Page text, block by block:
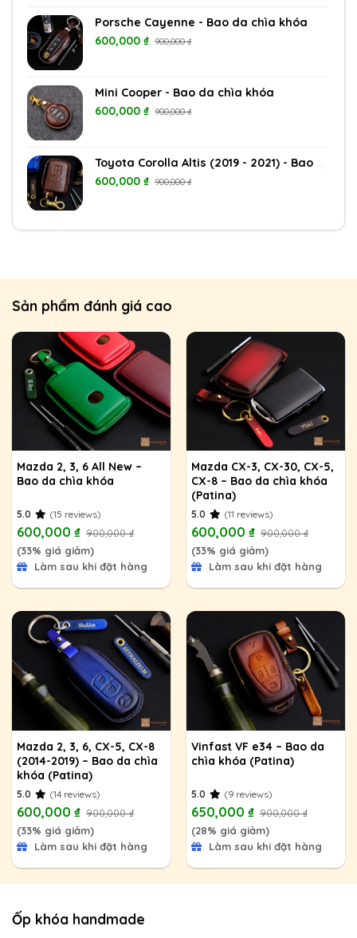
Porsche Cayenne - Bao da chìa khóa
600,000₫ 900,000₫
Mini Cooper - Bao da chìa khóa
600,000₫ 900,000₫
Toyota Corolla Altis (2019 - 2021) - Bao da chìa khóa
600,000₫ 900,000₫
Sản phẩm đánh giá cao
Mazda 2, 3, 6 All New –
Bao da chìa khóa
5.0 (15 reviews)
600,000 ₫ 900,000₫
(33% giá giảm)
Làm sau khi đặt hàng
Mazda CX-3, CX-30, CX-5,
CX-8 – Bao da chìa khóa
(Patina)
5.0 (11 reviews)
600,000 ₫ 900,000₫
(33% giá giảm)
Làm sau khi đặt hàng
Mazda 2, 3, 6, CX-5, CX-8
(2014-2019) – Bao da chìa
khóa (Patina)
5.0 (14 reviews)
600,000 ₫ 900,000₫
(33% giá giảm)
Làm sau khi đặt hàng
Vinfast VF e34 – Bao da
chìa khóa (Patina)
5.0 (9 reviews)
650,000 ₫ 900,000₫
(28% giá giảm)
Làm sau khi đặt hàng
Ốp khóa handmade